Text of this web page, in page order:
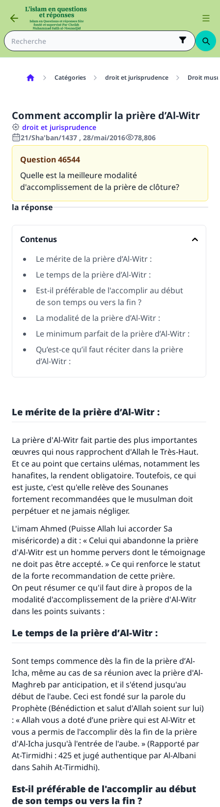
Catégories droit et jurisprudence Droit
Comment accomplir la prière d’Al-Witr
droit et jurisprudence
21/Sha'ban/1437 , 28/mai/2016
78,806
Question46544
Quelle est la meilleure modalité
d'accomplissement de la prière de clôture?
la réponse
Contenus
Le mérite de la prière d’Al-Witr :
Le temps de la prière d’Al-Witr :
Est-il préférable de l'accomplir au début
de son temps ou vers la fin ?
La modalité de la prière d’Al-Witr :
Le minimum parfait de la prière d’Al-Witr :
Qu’est-ce qu’il faut réciter dans la prière
d’Al-Witr :
Le mérite de la prière d’Al-Witr :
La prière d'Al-Witrfait partie des plus importantes
œuvres qui nous rapprochent d'Allah le Très-Haut.
Et ce au point que certains ulémas, notamment les
hanafites, la rendent obligatoire. Toutefois, ce qui
est juste, c'est qu'elle relève des Sounanes
fortement recommandées que le musulman doit
perpétuer et ne jamais négliger.
L'imam Ahmed (Puisse Allah lui accorder Sa
miséricorde) a dit : « Celui qui abandonne la prière
d'Al-Witr est un homme pervers dont le témoignage
ne doit pas être accepté. » Ce qui renforce le statut
de la forte recommandation de cette prière.
On peut résumer ce qu'il faut dire à propos de la
modalité d'accomplissement de la prière d'Al-Witr
dans les points suivants :
Le temps de la prière d’Al-Witr :
Sont temps commence dès la fin de la prière d’Al-
Icha, même au cas de sa réunion avec la prière d'Al-
Maghreb par anticipation, et il s'étend jusqu'au
début de l'aube. Ceci est fondé sur la parole du
Prophète (Bénédiction et salut d'Allah soient sur lui)
: « Allah vous a doté d’une prière qui estAl-Witr et
vous a permis de l'accomplir dès la fin de la prière
d'Al-Icha jusqu'à l'entrée de l'aube. » (Rapporté par
At-Tirmidhi : 425 et jugé authentique par Al-Albani
dans Sahih At-Tirmidhi).
Est-il préférable de l'accomplir au début
de son temps ou vers la fin ?